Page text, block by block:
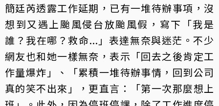
簡廷芮透露工作延期，已有一堆待辦事項，沒
想到又遇上颱風侵台放颱風假，寫下「我是
誰？我在哪？救命...」表達無奈與迷茫。不少
網友也和她一樣無奈，表示「回去之後肯定工
作量爆炸」、「累積一堆待辦事情，回到公司
真的笑不出來」，更直言：「第一次那麼想上